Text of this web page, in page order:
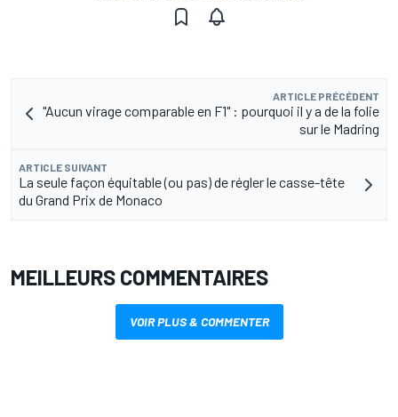
ARTICLE PRÉCÉDENT
"Aucun virage comparable en F1" : pourquoi il y a de la folie
sur le Madring
ARTICLE SUIVANT
La seule façon équitable (ou pas) de régler le casse-tête
du Grand Prix de Monaco
MEILLEURS COMMENTAIRES
VOIR PLUS & COMMENTER